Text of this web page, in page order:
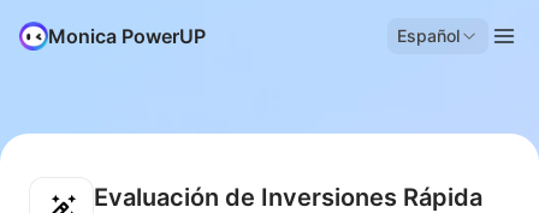
Monica PowerUP Español
Evaluación de Inversiones Rápida